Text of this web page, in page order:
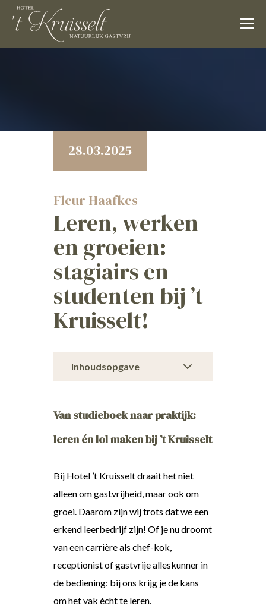
28.03.2025
Fleur Haafkes
Leren, werken
en groeien:
stagiairs en
studenten bij ’t
Kruisselt!
Inhoudsopgave
Van studieboek naar praktijk:
leren én lol maken bij ’t Kruisselt
Bij Hotel ’t Kruisselt draait het niet
alleen om gastvrijheid, maar ook om
groei. Daarom zijn wij trots dat we een
erkend leerbedrijf zijn! Of je nu droomt
van een carrière als chef-kok,
receptionist of gastvrije alleskunner in
de bediening: bij ons krijg je de kans
om het vak écht te leren.